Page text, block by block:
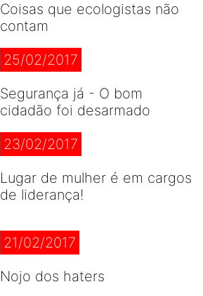
Coisas que ecologistas não
contam
25/02/2017
Segurança já - O bom
cidadão foi desarmado
23/02/2017
Lugar de mulher é em cargos
de liderança!
21/02/2017
Nojo dos haters